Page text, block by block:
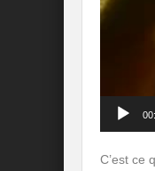
C’est ce